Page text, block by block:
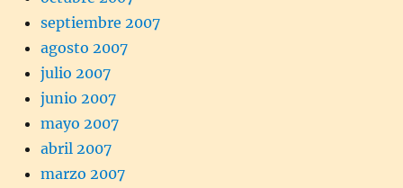
septiembre 2007
agosto 2007
julio 2007
junio 2007
mayo 2007
abril 2007
marzo 2007